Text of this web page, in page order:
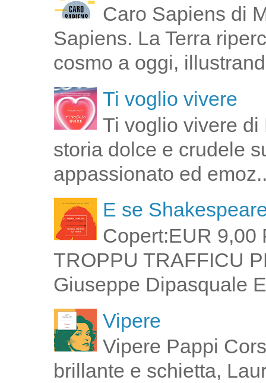
Caro Sapiens di
Sapiens. La Terra
cosmo a oggi,
Ti voglio vivere
Ti voglio vivere
storia dolce e crudele
appassionato ed
E se
Copert:EUR 9,00
TROPPU TRAFFICU
Giuseppe Dipasquale
Vipere
Vipere Pappi
brillante e schietta,